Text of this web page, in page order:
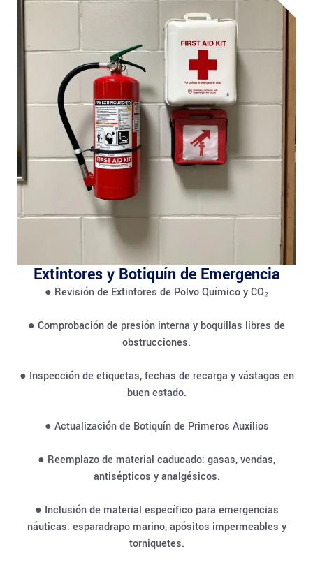
Extintores y Botiquín de Emergencia
● Revisión de Extintores de Polvo Químico y CO₂
● Comprobación de presión interna y boquillas libres de
obstrucciones.
● Inspección de etiquetas, fechas de recarga y vástagos en
buen estado.
● Actualización de Botiquín de Primeros Auxilios
● Reemplazo de material caducado: gasas, vendas,
antisépticos y analgésicos.
● Inclusión de material específico para emergencias
náuticas: esparadrapo marino, apósitos impermeables y
torniquetes.